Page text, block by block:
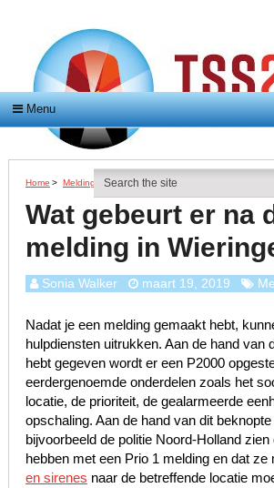
Menu
Home > Meldingen > Wat Gebeurt Er Na De Melding In
Wat gebeurt er na
melding in
Sonia Walker maart 19, 2019
Nadat je een melding gemaakt hebt,
hulpdiensten uitrukken. Aan de hand van
hebt gegeven wordt er een P2000
eerdergenoemde onderdelen zoals het
locatie, de prioriteit, de gealarmeerde
opschaling. Aan de hand van dit
bijvoorbeeld de politie Noord-Holland
hebben met een Prio 1 melding en dat ze
en sirenes naar de betreffende locatie